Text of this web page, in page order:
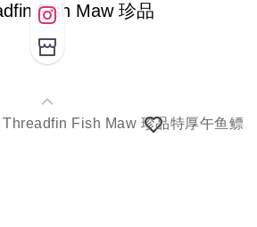
Fish Maw 珍品